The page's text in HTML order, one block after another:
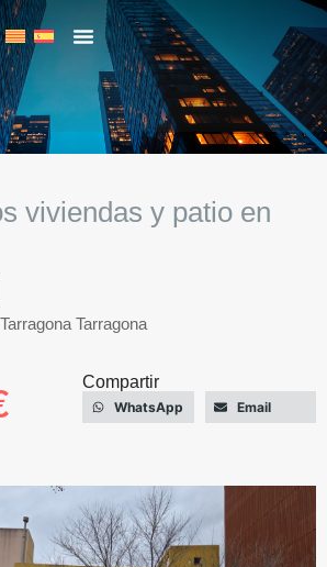
viviendas y patio en
Tarragona
Compartir
WhatsApp Email